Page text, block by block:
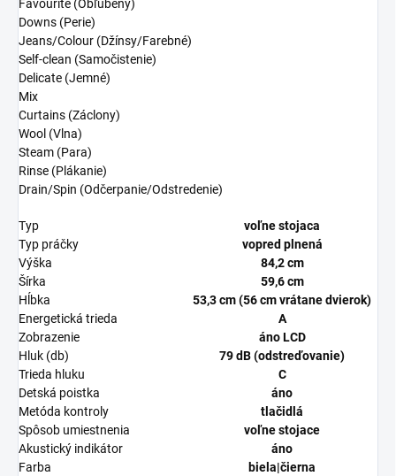
Favourite (Obľúbený)
Downs (Perie)
Jeans/Colour (Džínsy/Farebné)
Self-clean (Samočistenie)
Delicate (Jemné)
Mix
Curtains (Záclony)
Wool (Vlna)
Steam (Para)
Rinse (Plákanie)
Drain/Spin (Odčerpanie/Odstredenie)
Typ
voľne stojaca
Typ práčky
vopred plnená
Výška
84,2 cm
Šírka
59,6 cm
Hĺbka
53,3 cm (56 cm vrátane dvierok)
Energetická trieda
A
Zobrazenie
áno LCD
Hluk (db)
79 dB (odstreďovanie)
Trieda hluku
C
Detská poistka
áno
Metóda kontroly
tlačidlá
Spôsob umiestnenia
voľne stojace
Akustický indikátor
áno
Farba
biela|čierna